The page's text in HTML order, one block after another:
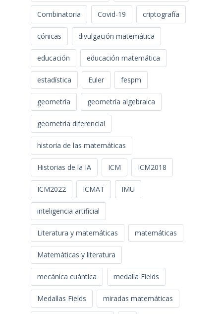
Combinatoria Covid-19 criptografía
cónicas divulgación matemática
educación educación matemática
estadística Euler fespm
geometría geometría algebraica
geometría diferencial
historia de las matemáticas
Historias de la IA ICM ICM2018
ICM2022 ICMAT IMU
inteligencia artificial
Literatura y matemáticas matemáticas
Matemáticas y literatura
mecánica cuántica medalla Fields
Medallas Fields miradas matemáticas